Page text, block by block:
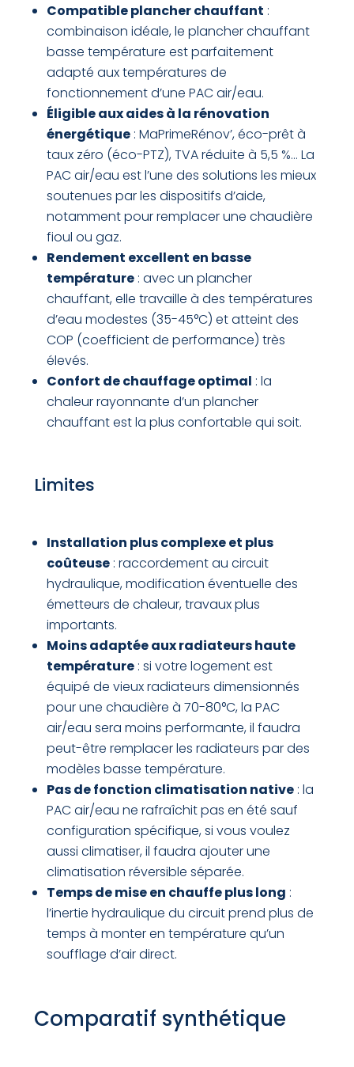
Compatible plancher chauffant :
combinaison idéale, le plancher chauffant
basse température est parfaitement
adapté aux températures de
fonctionnement d’une PAC air/eau.
Éligible aux aides à la rénovation
énergétique: MaPrimeRénov’, éco-prêt à
taux zéro (éco-PTZ), TVA réduite à 5,5 %… La
PAC air/eau est l’une des solutions les mieux
soutenues par les dispositifs d’aide,
notamment pour remplacer une chaudière
fioul ou gaz.
Rendement excellent en basse
température: avec un plancher
chauffant, elle travaille à des températures
d’eau modestes (35-45°C) et atteint des
COP (coefficient de performance) très
élevés.
Confort de chauffage optimal : la
chaleur rayonnante d’un plancher
chauffant est la plus confortable qui soit.
Limites
Installation plus complexe et plus
coûteuse: raccordement au circuit
hydraulique, modification éventuelle des
émetteurs de chaleur, travaux plus
importants.
Moins adaptée aux radiateurs haute
température: si votre logement est
équipé de vieux radiateurs dimensionnés
pour une chaudière à 70-80°C, la PAC
air/eau sera moins performante, il faudra
peut-être remplacer les radiateurs par des
modèles basse température.
Pas de fonction climatisation native: la
PAC air/eau ne rafraîchit pas en été sauf
configuration spécifique, si vous voulez
aussi climatiser, il faudra ajouter une
climatisation réversible séparée.
Temps de mise en chauffe plus long :
l’inertie hydraulique du circuit prend plus de
temps à monter en température qu’un
soufflage d’air direct.
Comparatif synthétique